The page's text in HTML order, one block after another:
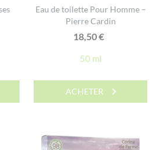
Eau de toilette Pour Homme –
Pierre Cardin
18,50€
50 ml
ACHETER